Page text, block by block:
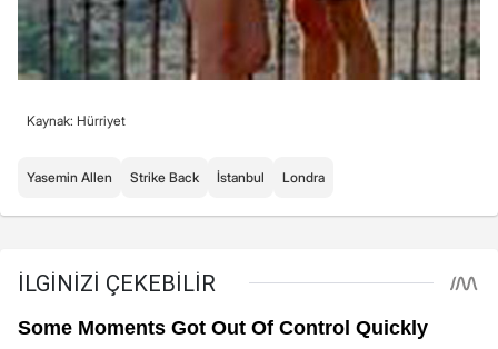
Kaynak: Hürriyet
Yasemin Allen Strike Back İstanbul Londra